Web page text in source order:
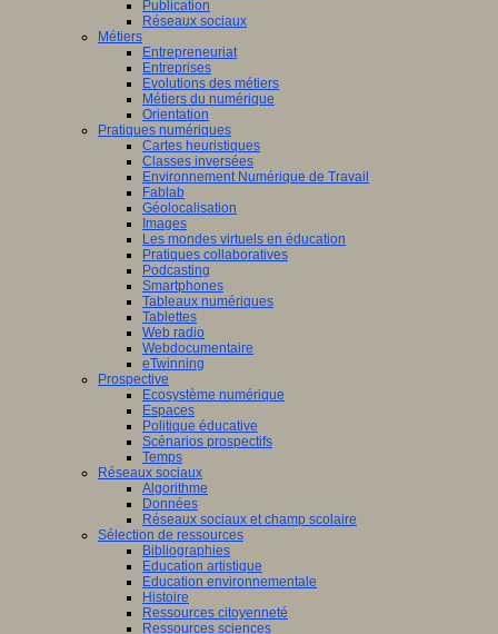
Publication
Réseaux sociaux
Métiers
Entrepreneuriat
Entreprises
Evolutions des métiers
Métiers du numérique
Orientation
Pratiques numériques
Cartes heuristiques
Classes inversées
Environnement Numérique de Travail
Fablab
Géolocalisation
Images
Les mondes virtuels en éducation
Pratiques collaboratives
Podcasting
Smartphones
Tableaux numériques
Tablettes
Web radio
Webdocumentaire
eTwinning
Prospective
Ecosystème numérique
Espaces
Politique éducative
Scénarios prospectifs
Temps
Réseaux sociaux
Algorithme
Données
Réseaux sociaux et champ scolaire
Sélection de ressources
Bibliographies
Education artistique
Education environnementale
Histoire
Ressources citoyenneté
Ressources sciences